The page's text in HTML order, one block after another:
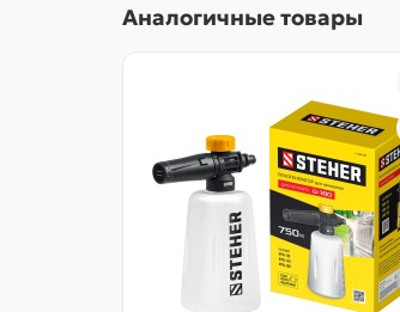
Аналогичные товары